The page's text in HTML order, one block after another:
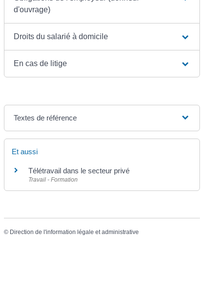
d'ouvrage)
Droits du salarié à domicile
En cas de litige
Textes de référence
Et aussi
Télétravail dans le secteur privé
Travail - Formation
© Direction de l'information légale et administrative